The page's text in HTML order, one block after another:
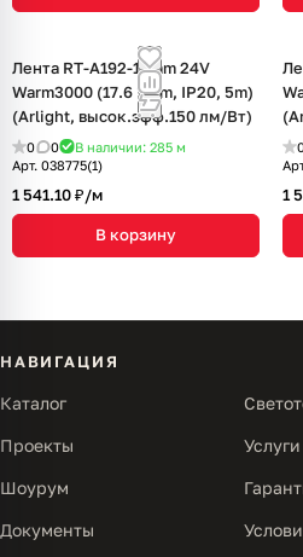
Лента RT-A192-10mm 24V
Warm3000 (17.6 W/m, IP20, 5m)
(Arlight, высок.эфф.150 лм/Вт)
0 0 В наличии: 285 м
Арт. 038775(1)
1 541.10 ₽/м
В корзину
1
НАВИГАЦИЯ
Каталог
Проекты Услуги
Шоурум
Документы